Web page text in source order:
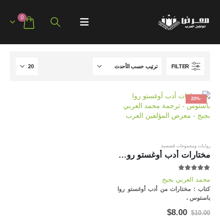
0
FILTER
-20%
روايات ومجموعات قصصية
مختارات أدب أوغستو روا باستوس
محمد العربي بجيج
كتاب : مختارات من أدب أوغستو روا
باستوس ،
الأمريكولاتيني ، للكاتب والمترجم
$10.00
السعر
$8.00 السعر